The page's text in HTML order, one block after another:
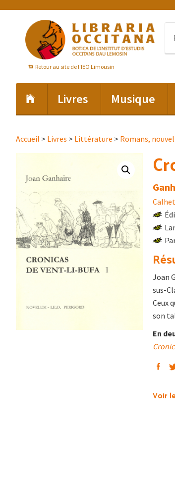
navigation
principale
contenu
principal
Retour au site de l'IEO Limousin
Livres Musique
Accueil > Livres > Littérature > Romans,
Joan
sus-
Ceux
son
En
Voir